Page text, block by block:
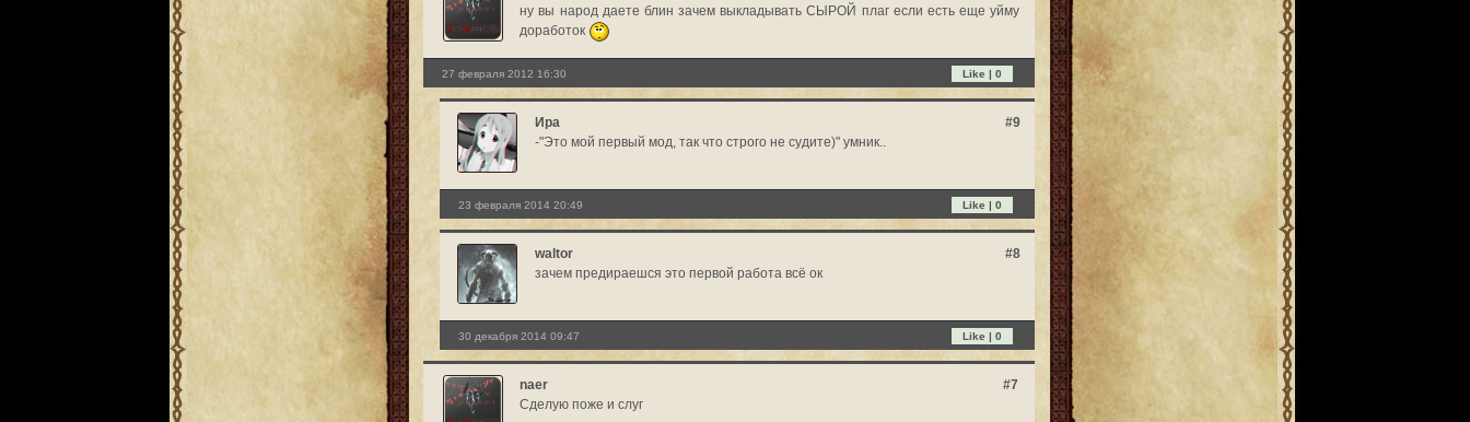
ну вы народ даете блин зачем выкладывать СЫРОЙ плаг если есть еще уйму
доработок
27 февраля 2012 16:30 Like | 0
Ира
#9
-"Это мой первый мод, так что строго не судите)" умник..
23 февраля 2014 20:49 Like |0
waltor
#8
зачем предираешся это первой работа всё ок
30 декабря 2014 09:47 Like |0
naer
#7
Сделую поже и слуг